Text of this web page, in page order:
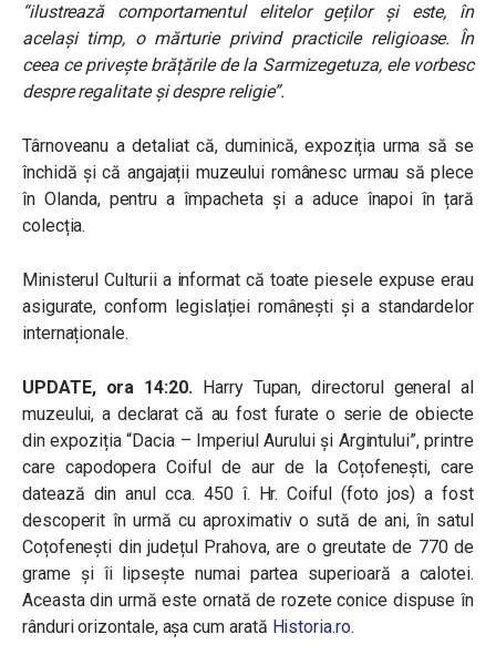
“ilustrează comportamentul elitelor geților și este, în
același timp, o mărturie privind practicile religioase. În
ceea ce privește brățările de la Sarmizegetuza, ele vorbesc
despre regalitate și despre religie”.
Târnoveanu a detaliat că,duminică, expoziția urma să se
închidă și că angajații muzeului românesc urmau să plece
în Olanda, pentru a împacheta și a aduce înapoi în țară
colecția.
Ministerul Culturii a informat că toate piesele expuse erau
asigurate, conform legislației românești și a standardelor
internaționale.
UPDATE, ora 14:20.Harry Tupan, directorul general al
muzeului, a declarat că au fost furate o serie de obiecte
din expoziția “Dacia – Imperiul Aurului și Argintului”, printre
care capodopera Coiful de aur de la Coțofenești, care
datează din anul cca. 450 î. Hr. Coiful (foto jos) a fost
descoperit în urmă cu aproximativ o sută de ani, în satul
Coțofenești din județul Prahova, are o greutate de 770 de
grame și îi lipsește numai partea superioară a calotei.
Aceasta din urmă este ornată de rozete conice dispuse în
rânduri orizontale, așa cum arată Historia.ro.